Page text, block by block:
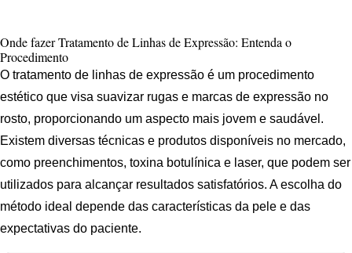
Onde fazer Tratamento de Linhas de Expressão: Entenda o
Procedimento
O tratamento de linhas de expressão é um procedimento
estético que visa suavizar rugas e marcas de expressão no
rosto, proporcionando um aspecto mais jovem e saudável.
Existem diversas técnicas e produtos disponíveis no mercado,
como preenchimentos, toxina botulínica e laser, que podem ser
utilizados para alcançar resultados satisfatórios. A escolha do
método ideal depende das características da pele e das
expectativas do paciente.